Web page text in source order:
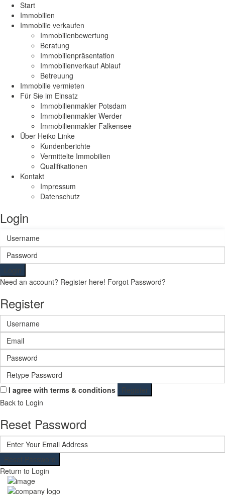
Start
Immobilien
Immobilie verkaufen
Immobilienbewertung
Beratung
Immobilienpräsentation
Immobilienverkauf Ablauf
Betreuung
Immobilie vermieten
Für Sie im Einsatz
Immobilienmakler Potsdam
Immobilienmakler Werder
Immobilienmakler Falkensee
Über Heiko Linke
Kundenberichte
Vermittelte Immobilien
Qualifikationen
Kontakt
Impressum
Datenschutz
Login
Login
Need an account? Register here! Forgot Password?
Register
I agree with terms & conditions
Register
Back to Login
Reset Password
Reset Password
Return to Login